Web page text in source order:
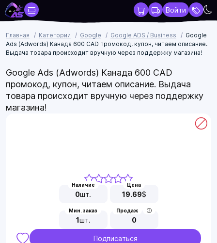
Войти
Главная Категории Google Google ADS / Business
Google
Ads (Adwords) Канада 600 CAD промокод, купон, читаем описание.
Выдача товара происходит вручную через поддержку магазина!
Google Ads (Adwords) Канада 600 CAD
промокод, купон, читаем описание. Выдача
товара происходит вручную через поддержку
магазина!
Наличие
0шт.
Цена
19.69$
Мин. заказ
1шт.
Продаж
0
Подписаться